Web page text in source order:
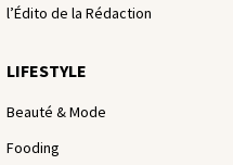
l’Édito de la Rédaction
LIFESTYLE
Beauté & Mode
Fooding